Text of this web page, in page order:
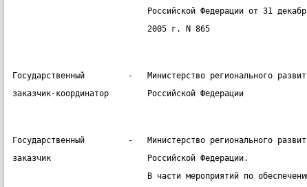
Российской Федерации от 31
                            2005 г. N 865
Государственный         -   Министерство регионального
заказчик-координатор        Российской Федерации
Государственный         -   Министерство регионального
заказчик                    Российской Федерации.
В части мероприятий по